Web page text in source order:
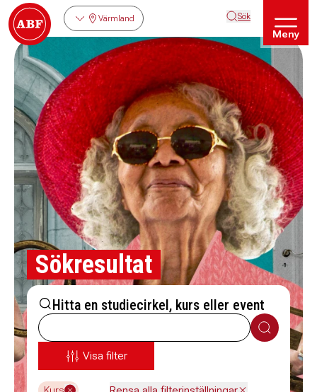
Värmland Sök
Meny
Sökresultat
Hitta en studiecirkel, kurs eller event
Sök
Visa filter